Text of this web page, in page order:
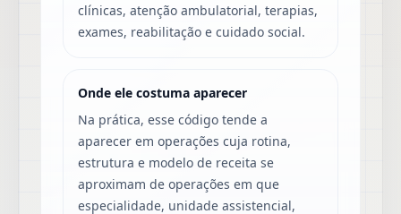
clínicas, atenção ambulatorial, terapias,
exames, reabilitação e cuidado social.
Onde ele costuma aparecer
Na prática, esse código tende a
aparecer em operações cuja rotina,
estrutura e modelo de receita se
aproximam de operações em que
especialidade, unidade assistencial,